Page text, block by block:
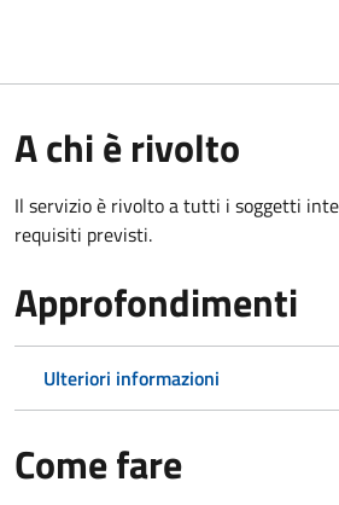
A chi è rivolto
Il servizio è rivolto a tutti i soggetti
requisiti previsti.
Approfondimenti
Ulteriori informazioni
Come fare